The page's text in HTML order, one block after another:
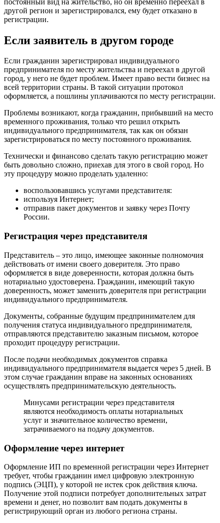
другой регион и зарегистрировался, ему будет отказано в
регистрации.
Если заявитель в другом городе
Если гражданин зарегистрировал индивидуального
предпринимателя по месту жительства и переехал в другой
город, у него не будет проблем. Имеет право вести бизнес на
всей территории страны. В такой ситуации протокол
оформляется, а пошлины уплачиваются по месту регистрации.
Проблемы возникают, когда гражданин, прибывший на место
временного проживания, только что решил открыть
индивидуального предпринимателя, так как он обязан
зарегистрироваться по месту постоянного проживания.
Технически и финансово сделать такую ​​регистрацию может
быть довольно сложно, приехав для этого в свой город. Но
эту процедуру можно проделать удаленно:
воспользовавшись услугами представителя:
используя Интернет;
отправив пакет документов и заявку через Почту
России.
Регистрация через представителя
Представитель – это лицо, имеющее законные полномочия
действовать от имени своего доверителя. Это право
оформляется в виде доверенности, которая должна быть
нотариально удостоверена. Гражданин, имеющий такую ​​
доверенность, может заменить доверителя при регистрации
индивидуального предпринимателя.
Документы, собранные будущим предпринимателем для
получения статуса индивидуального предпринимателя,
отправляются представителю заказным письмом, которое
проходит процедуру регистрации.
После подачи необходимых документов справка
индивидуального предпринимателя выдается через 5 дней. В
этом случае гражданин вправе на законных основаниях
осуществлять предпринимательскую деятельность.
Минусами регистрации через представителя
являются необходимость оплаты нотариальных
услуг и значительное количество времени,
затрачиваемого на подачу документов.
Оформление через интернет
Оформление ИП по временной регистрации через Интернет
требует, чтобы гражданин имел цифровую электронную
подпись (ЭЦП), у которой не истек срок действия ключа.
Получение этой подписи потребует дополнительных затрат
времени и денег, но позволит вам подать документы в
регистрирующий орган из любого региона страны.